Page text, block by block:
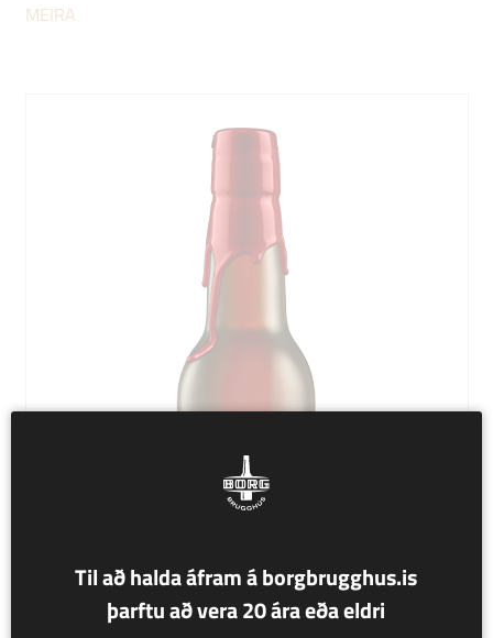
MEIRA
Til að halda áfram á borgbrugghus.is
þarftu að vera 20 ára eða eldri